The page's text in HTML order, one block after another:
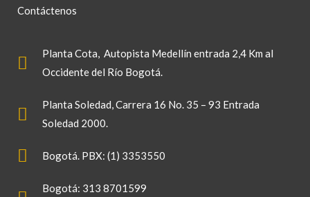
Contáctenos
Planta Cota, Autopista Medellín entrada 2,4 Km al
Occidente del Río Bogotá.
Planta Soledad, Carrera 16 No. 35 – 93 Entrada
Soledad 2000.
Bogotá. PBX: (1) 3353550
Bogotá: 313 8701599